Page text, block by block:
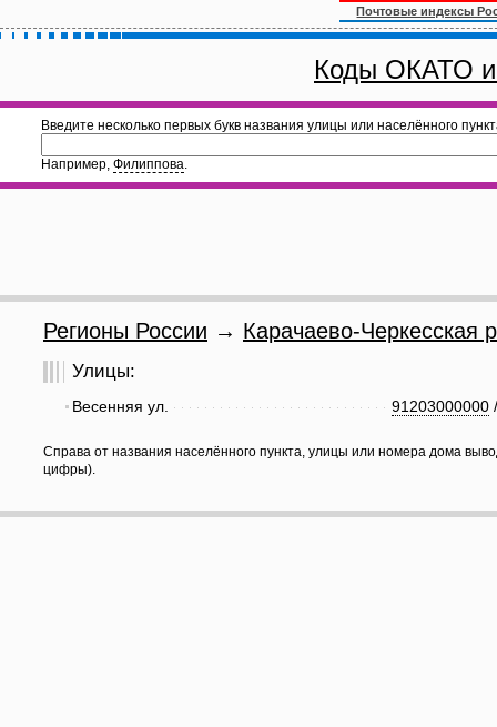
Почтовые индексы
Коды ОКАТО
Введите несколько первых букв названия улицы или населённого
Например, Филиппова.
Регионы России → Карачаево-Черкесская
Улицы:
91203000000
Весенняя ул.
Справа от названия населённого пункта, улицы или номера дома
цифры).